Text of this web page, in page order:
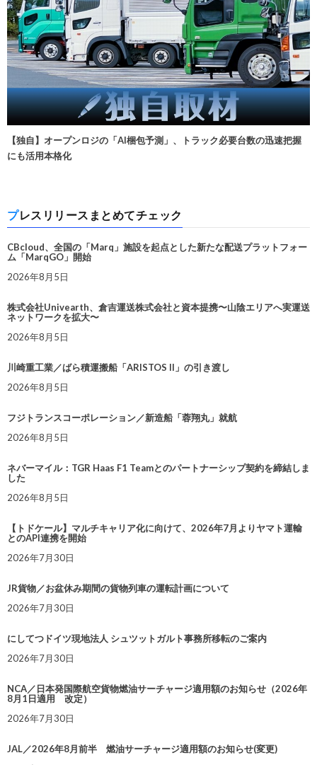
【独自】オープンロジの「AI梱包予測」、トラック必要台数の迅速把握
にも活用本格化
プレスリリースまとめてチェック
CBcloud、全国の「Marq」施設を起点とした新たな配送プラットフォー
ム「MarqGO」開始
2026年8月5日
株式会社Univearth、倉吉運送株式会社と資本提携〜山陰エリアへ実運送
ネットワークを拡大〜
2026年8月5日
川崎重工業／ばら積運搬船「ARISTOS II」の引き渡し
2026年8月5日
フジトランスコーポレーション／新造船「蓉翔丸」就航
2026年8月5日
ネバーマイル：TGR Haas F1 Teamとのパートナーシップ契約を締結しま
した
2026年8月5日
【トドケール】マルチキャリア化に向けて、2026年7月よりヤマト運輸
とのAPI連携を開始
2026年7月30日
JR貨物／お盆休み期間の貨物列車の運転計画について
2026年7月30日
にしてつドイツ現地法人 シュツットガルト事務所移転のご案内
2026年7月30日
NCA／日本発国際航空貨物燃油サーチャージ適用額のお知らせ（2026年
8月1日適用 改定）
2026年7月30日
JAL／2026年8月前半 燃油サーチャージ適用額のお知らせ(変更)